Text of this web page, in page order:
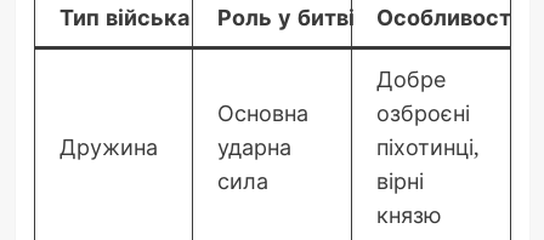
Тип війська Роль у битві Особливості
Дружина
Основна
ударна
сила
Добре
озброєні
піхотинці,
вірні
князю